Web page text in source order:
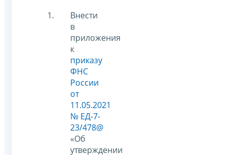
Внести
в
приложения
к
приказу
ФНС
России
от
11.05.2021
№ ЕД-7-
23/478@
«Об
утверждении